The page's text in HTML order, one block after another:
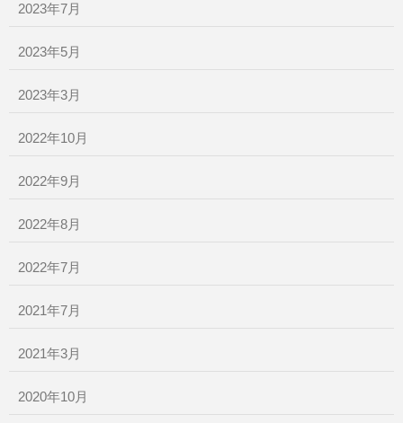
2023年7月
2023年5月
2023年3月
2022年10月
2022年9月
2022年8月
2022年7月
2021年7月
2021年3月
2020年10月